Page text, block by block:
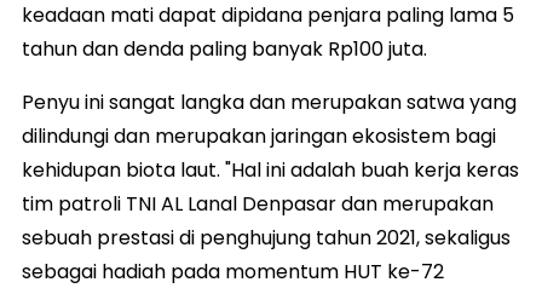
keadaan mati dapat dipidana penjara paling lama 5
tahun dan denda paling banyak Rp100 juta.
Penyu ini sangat langka dan merupakan satwa yang
dilindungi dan merupakan jaringan ekosistem bagi
kehidupan biota laut. "Hal ini adalah buah kerja keras
tim patroli TNI AL Lanal Denpasar dan merupakan
sebuah prestasi di penghujung tahun 2021, sekaligus
sebagai hadiah pada momentum HUT ke-72